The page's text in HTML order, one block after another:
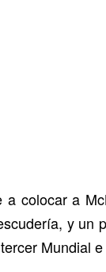
colocar a
y un
Mundial